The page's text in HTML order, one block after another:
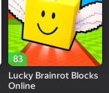
83
Lucky Brainrot Blocks
Online